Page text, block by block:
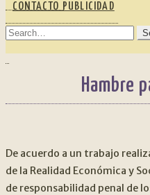
CONTACTO PUBLICIDAD
SEARCH
FOR:
Hambre
De acuerdo a un trabajo
de la Realidad Económica y
de responsabilidad penal de
DE
ENTRADAS